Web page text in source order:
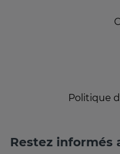
Politique
Restez informés